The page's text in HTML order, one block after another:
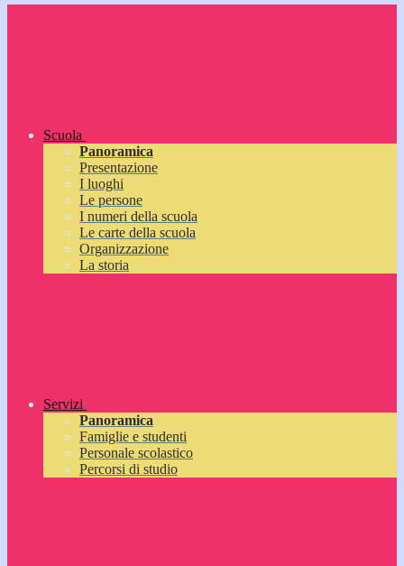
Scuola
Panoramica
Presentazione
I luoghi
Le persone
I numeri della scuola
Le carte della scuola
Organizzazione
La storia
Servizi
Panoramica
Famiglie e studenti
Personale scolastico
Percorsi di studio